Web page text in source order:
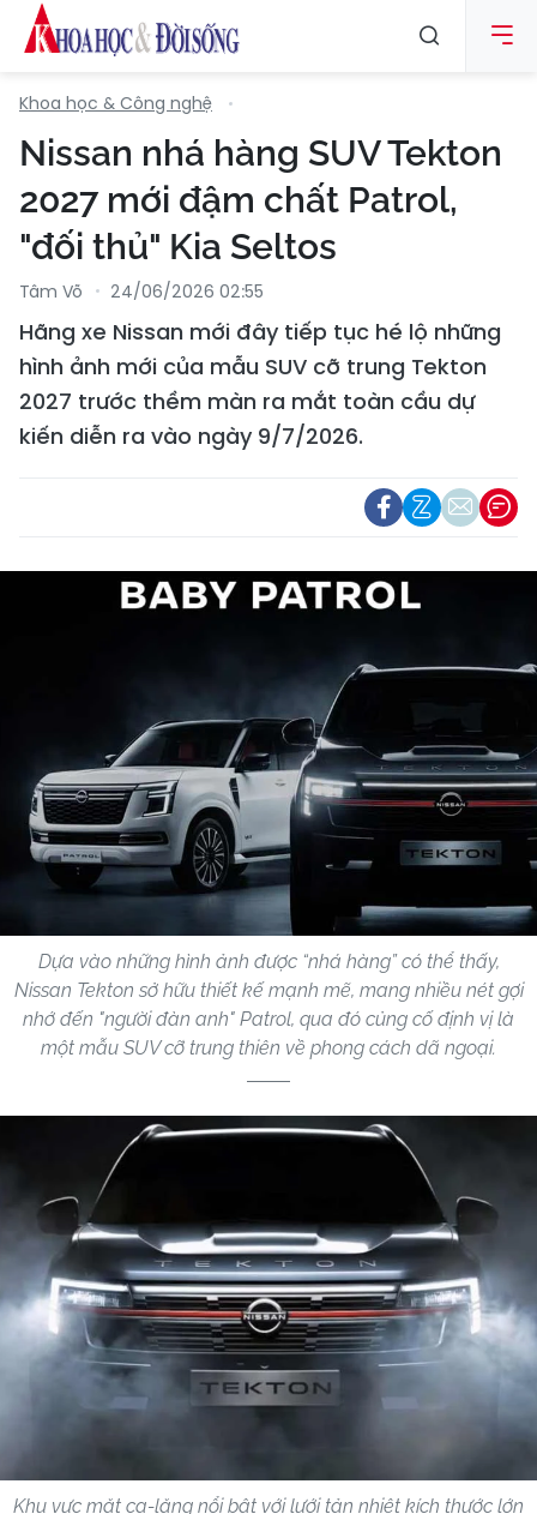
Khoa học & Công nghệ
Nissan nhá hàng SUV Tekton
2027 mới đậm chất Patrol,
"đối thủ" Kia Seltos
Tâm Võ 24/06/2026 02:55
Hãng xe Nissan mới đây tiếp tục hé lộ những
hình ảnh mới của mẫu SUV cỡ trung Tekton
2027 trước thềm màn ra mắt toàn cầu dự
kiến diễn ra vào ngày 9/7/2026.
Dựa vào những hình ảnh được “nhá hàng” có thể thấy,
Nissan Tekton sở hữu thiết kế mạnh mẽ, mang nhiều nét gợi
nhớ đến "người đàn anh" Patrol, qua đó củng cố định vị là
một mẫu SUV cỡ trung thiên về phong cách dã ngoại.
Khu vực mặt ca-lăng nổi bật với lưới tản nhiệt kích thước lớn